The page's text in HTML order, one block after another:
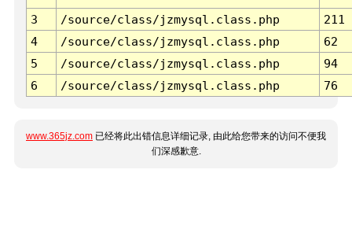
3 /source/class/jzmysql.class.php
211
4
/source/class/jzmysql.class.php
62
5
/source/class/jzmysql.class.php
94
6
/source/class/jzmysql.class.php 76
www.365jz.com 已经将此出错信息详细记录, 由此给您带来的访问不便我
们深感歉意.